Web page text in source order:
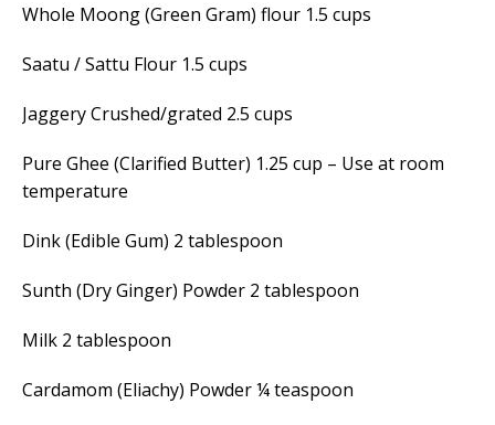
Whole Moong (Green Gram) flour 1.5 cups
Saatu / Sattu Flour 1.5 cups
Jaggery Crushed/grated 2.5 cups
Pure Ghee (Clarified Butter) 1.25 cup – Use at room
temperature
Dink (Edible Gum) 2 tablespoon
Sunth (Dry Ginger) Powder 2 tablespoon
Milk 2 tablespoon
Cardamom (Eliachy) Powder ¼ teaspoon